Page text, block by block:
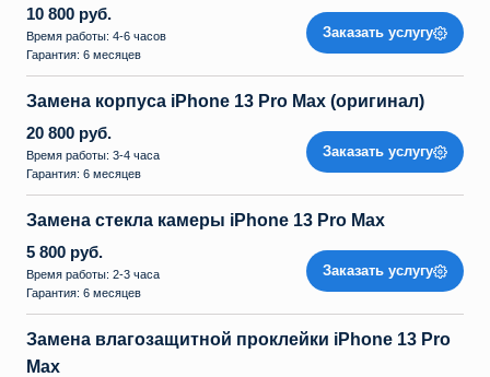
10 800 руб.
Время работы: 4-6 часов
Гарантия: 6 месяцев
Заказать услугу
Замена корпуса iPhone 13 Pro Max (оригинал)
20 800 руб.
Время работы: 3-4 часа
Гарантия: 6 месяцев
Заказать услугу
Замена стекла камеры iPhone 13 Pro Max
5 800 руб.
Время работы: 2-3 часа
Гарантия: 6 месяцев
Заказать услугу
Замена влагозащитной проклейки iPhone 13 Pro
Max